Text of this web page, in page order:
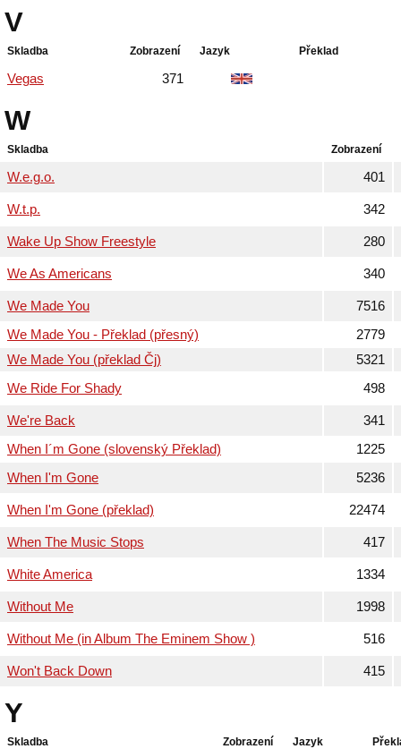
V
Skladba Zobrazení Jazyk Překlad
Vegas 371
W
Skladba Zobrazení
W.e.g.o. 401
W.t.p. 342
Wake Up Show Freestyle 280
We As Americans 340
We Made You
7516
We Made You - Překlad (přesný)
2779
We Made You (překlad Čj)
5321
We Ride For Shady
498
We're Back
341
When I´m Gone (slovenský Překlad)
1225
When I'm Gone
5236
When I'm Gone (překlad) 22474
When The Music Stops 417
White America 1334
Without Me 1998
Without Me (in Album The Eminem Show ) 516
Won't Back Down 415
Y
Skladba Zobrazení Jazyk